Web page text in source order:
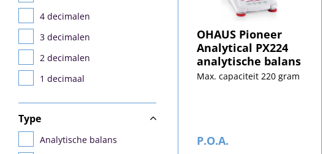
4 decimalen
3 decimalen
2 decimalen
1 decimaal
Type
Analytische balans
OHAUS Pioneer
Analytical PX224
analytische balans
Max. capaciteit 220 gram
P.O.A.